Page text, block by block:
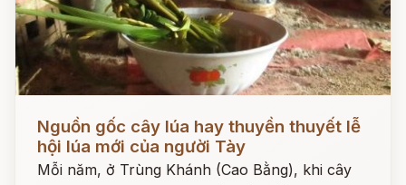
Đọc ngay
Nguồn gốc cây lúa hay thuyền thuyết lễ
hội lúa mới của người Tày
Mỗi năm, ở Trùng Khánh (Cao Bằng), khi cây